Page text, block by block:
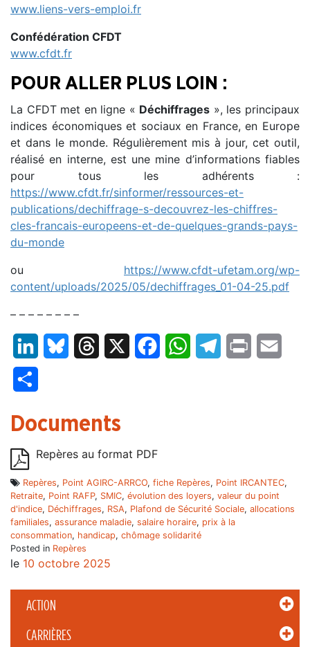
ACTION
CARRIÈRES
www.liens-vers-emploi.fr
Confédération CFDT
www.cfdt.fr
POUR ALLER PLUS LOIN :
La CFDT met en ligne « Déchiffrages », les principaux
indices économiques et sociaux en France, en Europe
et dans le monde. Régulièrement mis à jour, cet outil,
réalisé en interne, est une mine d’informations fiables
pour tous les adhérents :
https://www.cfdt.fr/sinformer/ressources-et-
publications/dechiffrage-s-decouvrez-les-chiffres-
cles-francais-europeens-et-de-quelques-grands-pays-
du-monde
ou https://www.cfdt-ufetam.org/wp-
content/uploads/2025/05/dechiffrages_01-04-25.pdf
– – – – – – – –
LinkedInBluesky Threads FacebookWhatsAppTelegram
Print
Documents
Repères au format PDF
Repères, Point AGIRC-ARRCO, fiche Repères, Point IRCANTEC,
Retraite, Point RAFP, SMIC, évolution des loyers, valeur du point
d'indice, Déchiffrages, RSA, Plafond de Sécurité Sociale, allocations
familiales, assurance maladie, salaire horaire, prix à la
consommation, handicap, chômage solidarité
Posted in Repères
le 10 octobre 2025